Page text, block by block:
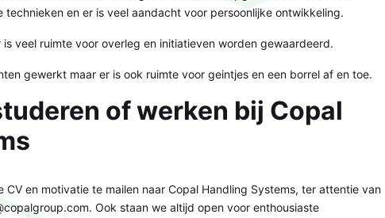
technieken en er is veel aandacht voor persoonlijke ontwikkeling.
veel ruimte voor overleg en initiatieven worden gewaardeerd.
gewerkt maar er is ook ruimte voor geintjes en een borrel af en toe.
of werken bij Copal
en motivatie te mailen naar Copal Handling Systems, ter attentie van
Ook staan we altijd open voor enthousiaste